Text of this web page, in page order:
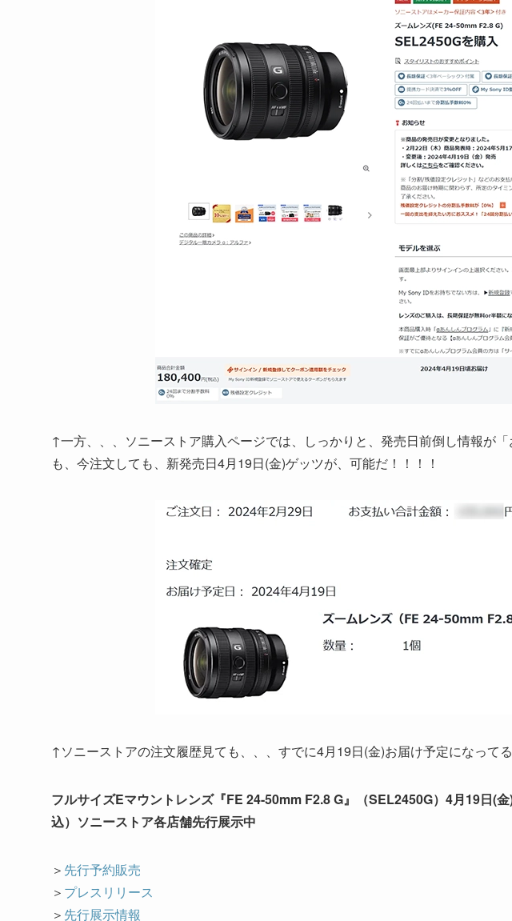
↑一方、、、ソニーストア購入ページでは、しっかりと、発売日前倒し情報が
も、今注文しても、新発売日4月19日(金)ゲッツが、可能だ！！！！
↑ソニーストアの注文履歴見ても、、、すでに4月19日(金)お届け予定になってる
フルサイズEマウントレンズ『FE 24-50mm F2.8 G』（SEL2450G）4月19日(
込）ソニーストア各店舗先行展示中
＞ 先行予約販売
＞ プレスリリース
＞ 先行展示情報